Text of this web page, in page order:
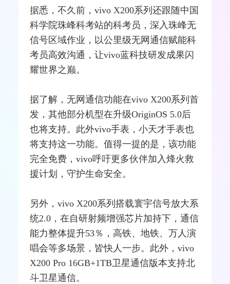
据悉，不久前，vivo X200系列还跟随中国
科学院珠峰科考站的科考员，深入珠峰无
信号区域作业，以公里级无网通信赋能科
考员高效沟通，让vivo蓝科技研发成果闪
耀世界之巅。
据了解，无网通信功能在vivo X200系列首
发，其他部分机型在升级OriginOS 5.0后
也将支持。此外vivo手表，小天才手表也
将支持这一功能。值得一提的是，该功能
完全免费，vivo呼吁更多伙伴加入烽火救
援计划，守护生命安全。
另外，vivo X200系列搭载寰宇信号放大系
统2.0，在自研射频增强芯片加持下，通信
能力整体提升53％，高铁、地铁、万人演
唱会等多场景，皆快人一步。此外，vivo
X200 Pro 16GB+1TB卫星通信版本支持北
斗卫星通信。